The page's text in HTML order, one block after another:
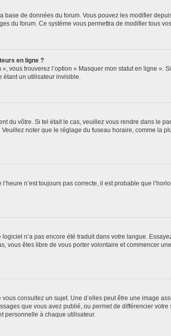
de données du forum. Vous pouvez les modifier
du forum. Ce système vous permettra de modifier tous
en ligne ?
vous trouverez l’option « Masquer mon statut en ligne
étant un utilisateur invisible.
du vôtre. Si tel était le cas, veuillez vous rendre dans le
noter que le réglage du fuseau horaire, comme la
n’est toujours pas correcte, il est probable que
n’a pas encore été traduit dans votre langue.
vous êtes libre de vous porter volontaire et commencer
consultez un sujet. Une d’elles peut être une image
que vous avez publié, ou permet de différencier
personnelle à chaque utilisateur.